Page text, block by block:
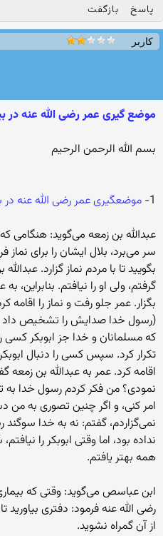
پاسخ بازگفت
کاربر
موضع گیری عمر رضی الله عنه در
بسم الله الرحمن الرحیم
1- موضعگیری عمر رضی الله عنه
عبدالله بن زمعه می‌گوید: هنگامی
سر می‌برد، بلال ایشان را برای
بگویید تا با مردم نماز گزارد.
گرفتم، ولی او را نیافتم. بنابراین،
بگزار. عمر جلو رفت و نماز را
(رسول خدا صدایش را تشخیص داد
که مسلمانان و خدا جز ابوبکر کسی
تکرار کرد. سپس کسی را دنبال
اقامه کرد. عمر به عبدالله بن زمعه
نمودی؟ من فکر کردم رسول خدا به
امر کنی، و اگر چنین تصوری به‌ من
نمی‌گزاردم، گفتم: نه‌ به‌ خدا
نداده‌ بود، اما وقتی ابوبکر را
همه‌ بهتر یافتم.
ابن عباسص می‌گوید: وقتی که
رضی الله عنه فرمود: دفتری
از آن گمراه نشوید.